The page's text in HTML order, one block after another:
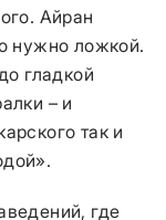
Айран
нужно ложкой.
гладкой
– и
так и
где